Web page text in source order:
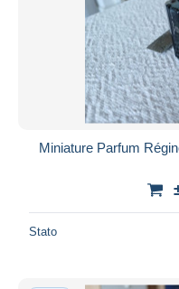
Miniature Parfum
Stato